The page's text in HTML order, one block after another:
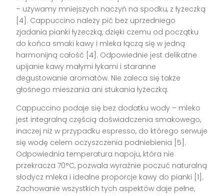
– używamy mniejszych naczyń na spodku, z łyżeczką
[4] . Cappuccino należy pić bez uprzedniego
zjadania pianki łyżeczką, dzięki czemu od początku
do końca smaki kawy i mleka łączą się w jedną
harmonijną całość [4] . Odpowiednie jest delikatne
upijanie kawy małymi łykami i staranne
degustowanie aromatów. Nie zaleca się także
głośnego mieszania ani stukania łyżeczką.
Cappuccino podaje się bez dodatku wody – mleko
jest integralną częścią doświadczenia smakowego,
inaczej niż w przypadku espresso, do którego serwuje
się wodę celem oczyszczenia podniebienia [5] .
Odpowiednia temperatura napoju, która nie
przekracza 70°C, pozwala wyraźnie poczuć naturalną
słodycz mleka i idealne proporcje kawy do pianki [1] .
Zachowanie wszystkich tych aspektów daje pełne,